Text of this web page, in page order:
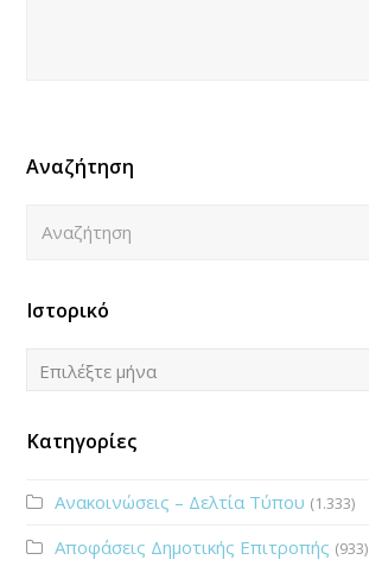
Αναζήτηση
Ιστορικό
Ιστορικό
Επιλέξτε μήνα
Κατηγορίες
Ανακοινώσεις – Δελτία Τύπου (1.333)
Αποφάσεις Δημοτικής Επιτροπής (933)